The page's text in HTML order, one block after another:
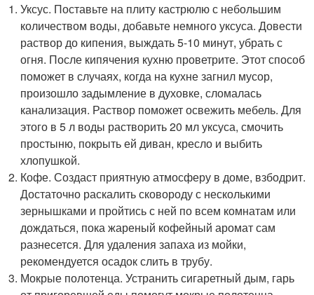
Уксус. Поставьте на плиту кастрюлю с небольшим
количеством воды, добавьте немного уксуса. Довести
раствор до кипения, выждать 5-10 минут, убрать с
огня. После кипячения кухню проветрите. Этот способ
поможет в случаях, когда на кухне загнил мусор,
произошло задымление в духовке, сломалась
канализация. Раствор поможет освежить мебель. Для
этого в 5 л воды растворить 20 мл уксуса, смочить
простыню, покрыть ей диван, кресло и выбить
хлопушкой.
Кофе. Создаст приятную атмосферу в доме, взбодрит.
Достаточно раскалить сковороду с несколькими
зернышками и пройтись с ней по всем комнатам или
дождаться, пока жареный кофейный аромат сам
разнесется. Для удаления запаха из мойки,
рекомендуется осадок слить в трубу.
Мокрые полотенца. Устранить сигаретный дым, гарь